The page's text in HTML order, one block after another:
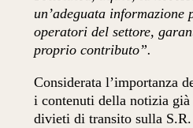
un’adeguata informazione
operatori del settore,
proprio contributo”.
Considerata l’importanza
i contenuti della notizia
divieti di transito sulla